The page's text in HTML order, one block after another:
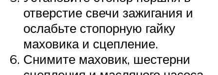
отверстие свечи зажигания и
ослабьте стопорную гайку
маховика и сцепление.
Снимите маховик, шестерни